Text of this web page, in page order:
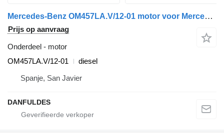
Mercedes-Benz OM457LA.V/12-01 motor voor Mercedes-Benz Axor bus
Prijs op aanvraag
Onderdeel - motor
OM457LA.V/12-01
diesel
Spanje, San Javier
DANFULDES